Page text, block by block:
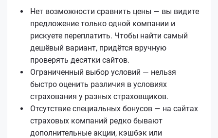
Нет возможности сравнить цены — вы видите
предложение только одной компании и
рискуете переплатить. Чтобы найти самый
дешёвый вариант, придётся вручную
проверять десятки сайтов.
Ограниченный выбор условий — нельзя
быстро оценить различия в условиях
страхования у разных страховщиков.
Отсутствие специальных бонусов — на сайтах
страховых компаний редко бывают
дополнительные акции, кэшбэк или